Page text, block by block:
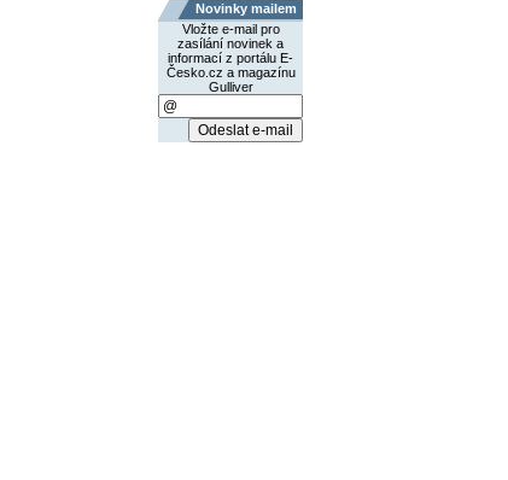
Novinky mailem
Vložte e-mail pro
zasílání novinek a
informací z portálu E-
Česko.cz a magazínu
Gulliver